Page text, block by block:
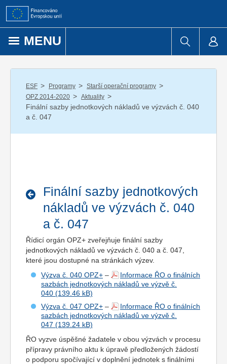
Přejít k obsahu
MENU
ESF / Programy / Starší operační programy /
OPZ 2014-2020 / Aktuality /
Finální sazby jednotkových nákladů ve výzvách č. 040
a č. 047
Finální sazby jednotkových
nákladů ve výzvách č. 040
a č. 047
Řídicí orgán OPZ+ zveřejňuje finální sazby
jednotkových nákladů ve výzvách č. 040 a č. 047,
které jsou dostupné na stránkách výzev.
Výzva č. 040 OPZ+ –
Informace ŘO o finálních
sazbách jednotkových nákladů ve výzvě č.
040
Výzva č. 047 OPZ+ –
Informace ŘO o finálních
sazbách jednotkových nákladů ve výzvě č.
047
ŘO vyzve úspěšné žadatele v obou výzvách v procesu
přípravy právního aktu k úpravě předložených žádostí
o podporu spočívající v doplnění jednotek s finálními